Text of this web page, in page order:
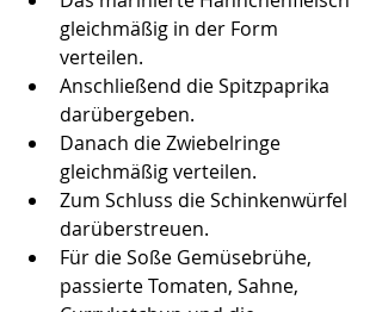
gleichmäßig in der Form
verteilen.
Anschließend die Spitzpaprika
darübergeben.
Danach die Zwiebelringe
gleichmäßig verteilen.
Zum Schluss die Schinkenwürfel
darüberstreuen.
Für die Soße Gemüsebrühe,
passierte Tomaten, Sahne,